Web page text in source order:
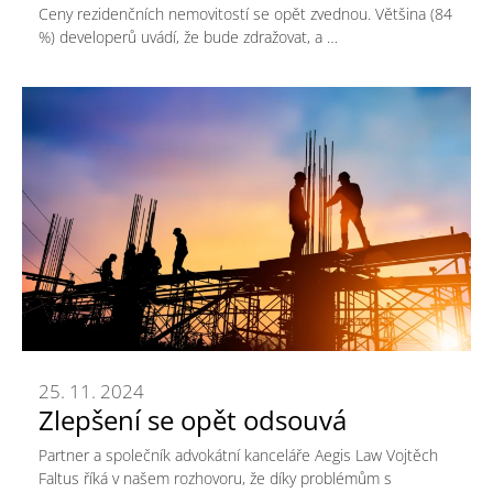
Ceny rezidenčních nemovitostí se opět zvednou. Většina (84
%) developerů uvádí, že bude zdražovat, a …
Zlepšení se opět odsouvá
25. 11. 2024
Partner a společník advokátní kanceláře Aegis Law Vojtěch
Faltus říká v našem rozhovoru, že díky problémům s